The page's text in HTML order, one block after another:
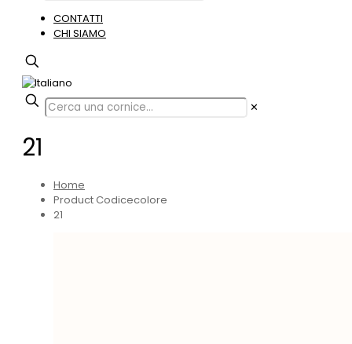
CONTATTI
CHI SIAMO
✕
21
Home
Product Codicecolore
21